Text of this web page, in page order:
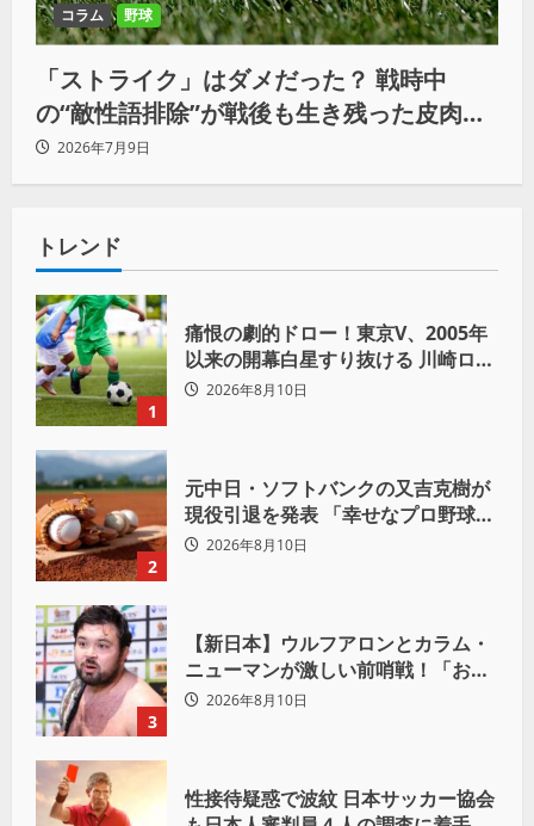
コラム 野球
「ストライク」はダメだった？ 戦時中
の“敵性語排除”が戦後も生き残った皮肉な
理由2026年7月9日
トレンド
1
痛恨の劇的ドロー！東京V、2005年
以来の開幕白星すり抜ける 川崎ロマ
ニッチ同点弾
2026年8月10日
2
元中日・ソフトバンクの又吉克樹が
現役引退を発表 「幸せなプロ野球人
生でした」
2026年8月10日
3
【新日本】ウルフアロンとカラム・
ニューマンが激しい前哨戦！「お前
は俺の胸毛にカラム(絡む)小バエと
2026年8月10日
性接待疑惑で波紋 日本サッカー協会